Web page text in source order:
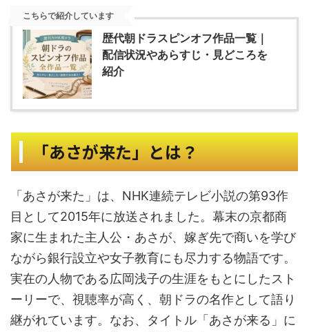
こちらで紹介しています
歴代朝ドラスピンオフ作品一覧｜
配信状況やあらすじ・見どころを
紹介
「あさが来た」とは？
「あさが来た」は、NHK連続テレビ小説の第93作
目として2015年に放送されました。幕末の京都商
家に生まれた主人公・あさが、嫁ぎ先で商いを学び
ながら銀行設立や女子教育にも尽力する物語です。
実在の人物である広岡浅子の生涯をもとにしたスト
ーリーで、視聴率が高く、朝ドラの名作として語り
継がれています。なお、タイトル「あさが来る」に